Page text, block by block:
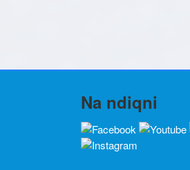
Na ndiqni